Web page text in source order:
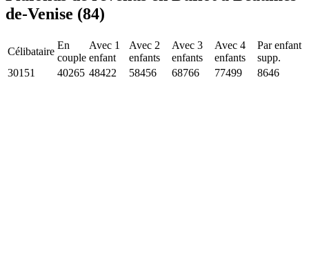
de-Venise (84)
Célibataire
En
couple
Avec 1
enfant
Avec 2
enfants
Avec 3
enfants
Avec 4
enfants
Par enfant
supp.
30151
40265 48422 58456 68766 77499 8646